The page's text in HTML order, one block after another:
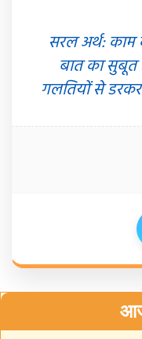
सरल अर्थ:
बात का सुबूत
गलतियों से